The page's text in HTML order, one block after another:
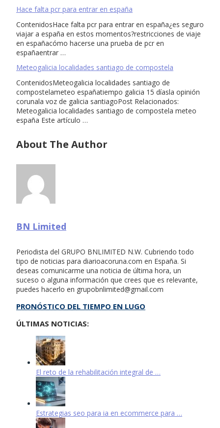
Hace falta pcr para entrar en españa
ContenidosHace falta pcr para entrar en españa¿es seguro
viajar a españa en estos momentos?restricciones de viaje
en españacómo hacerse una prueba de pcr en
españaentrar …
Meteogalicia localidades santiago de compostela
ContenidosMeteogalicia localidades santiago de
compostelameteo españatiempo galicia 15 díasla opinión
corunala voz de galicia santiagoPost Relacionados:
Meteogalicia localidades santiago de compostela meteo
españa Este artículo …
About The Author
BN Limited
Periodista del GRUPO BNLIMITED N.W. Cubriendo todo
tipo de noticias para diarioacoruna.com en España. Si
deseas comunicarme una noticia de última hora, un
suceso o alguna información que crees que es relevante,
puedes hacerlo en grupobnlimited@gmail.com
PRONÓSTICO DEL TIEMPO EN LUGO
ÚLTIMAS NOTICIAS:
El reto de la rehabilitación integral de …
Estrategias seo para ia en ecommerce para …